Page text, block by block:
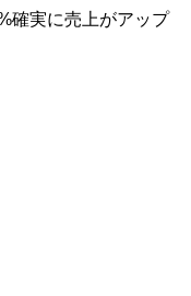
確実に売上がアップ